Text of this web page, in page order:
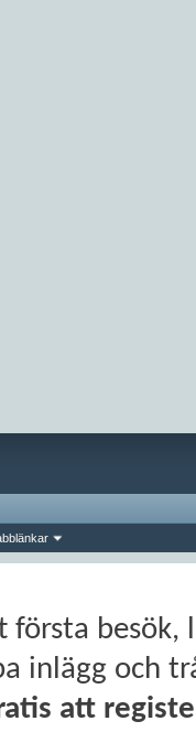
första besök,
inlägg och
att